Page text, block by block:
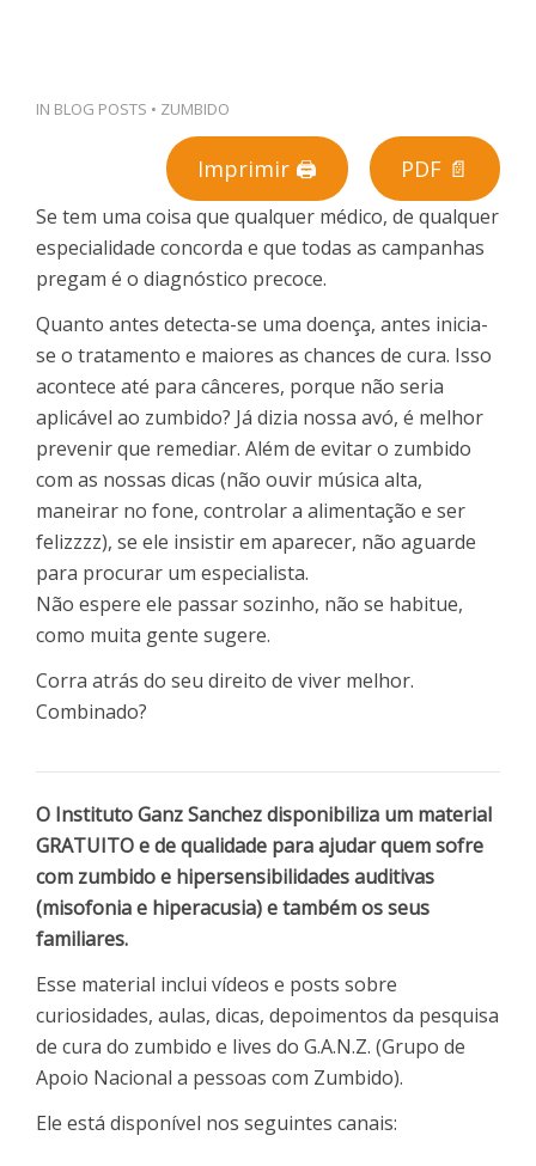
IN BLOG POSTS • ZUMBIDO
Imprimir 🖨 PDF 📄
Se tem uma coisa que qualquer médico, de qualquer
especialidade concorda e que todas as campanhas
pregam é o diagnóstico precoce.
Quanto antes detecta-se uma doença, antes inicia-
se o tratamento e maiores as chances de cura. Isso
acontece até para cânceres, porque não seria
aplicável ao zumbido? Já dizia nossa avó, é melhor
prevenir que remediar. Além de evitar o zumbido
com as nossas dicas (não ouvir música alta,
maneirar no fone, controlar a alimentação e ser
felizzzz), se ele insistir em aparecer, não aguarde
para procurar um especialista.
Não espere ele passar sozinho, não se habitue,
como muita gente sugere.
Corra atrás do seu direito de viver melhor.
Combinado?
O Instituto Ganz Sanchez disponibiliza um material
GRATUITO e de qualidade para ajudar quem sofre
com zumbido e hipersensibilidades auditivas
(misofonia e hiperacusia) e também os seus
familiares.
Esse material inclui vídeos e posts sobre
curiosidades, aulas, dicas, depoimentos da pesquisa
de cura do zumbido e lives do G.A.N.Z. (Grupo de
Apoio Nacional a pessoas com Zumbido).
Ele está disponível nos seguintes canais: